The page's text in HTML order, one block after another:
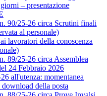
– presentazione
90/25-26 circa Scrutini finali
al personale)
lavoratori della conoscenza
89/25-26 circa Assemblea
24 Febbraio 2026
all'utenza: momentanea
della posta